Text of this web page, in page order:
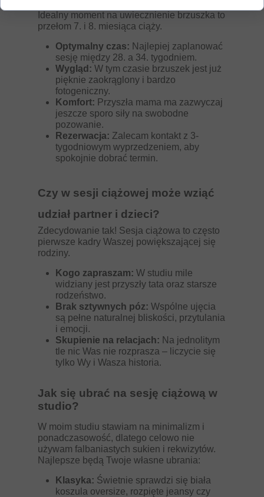
Idealny moment na uwiecznienie brzuszka to
przełom 7. i 8. miesiąca ciąży.
Optymalny czas: Najlepiej zaplanować
sesję między 28. a 34. tygodniem.
Wygląd: W tym czasie brzuszek jest już
pięknie zaokrąglony i bardzo
fotogeniczny.
Komfort: Przyszła mama ma zazwyczaj
jeszcze sporo siły na swobodne
pozowanie.
Rezerwacja: Zalecam kontakt z 3-
tygodniowym wyprzedzeniem, aby
spokojnie dobrać termin.
Jak się ubrać na sesję ciążową w
studio?
W moim studiu stawiam na minimalizm i
ponadczasowość, dlatego celowo nie
używam falbaniastych sukien i rekwizytów.
Najlepsze będą Twoje własne ubrania:
Klasyka: Świetnie sprawdzi się biała
koszula oversize, rozpięte jeansy czy
Czy w sesji ciążowej może wziąć
udział partner i dzieci?
Zdecydowanie tak! Sesja ciążowa to często
pierwsze kadry Waszej powiększającej się
rodziny.
Kogo zapraszam: W studiu mile
widziany jest przyszły tata oraz starsze
rodzeństwo.
Brak sztywnych póz: Wspólne ujęcia
są pełne naturalnej bliskości, przytulania
i emocji.
Skupienie na relacjach: Na jednolitym
tle nic Was nie rozprasza – liczycie się
tylko Wy i Wasza historia.